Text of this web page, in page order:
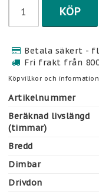
KÖP
Betala säkert -
Fri frakt från
Köpvillkor och
Artikelnummer
Beräknad livslängd
(timmar)
Bredd
Dimbar
Drivdon